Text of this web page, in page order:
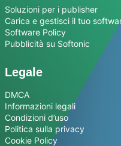
Soluzioni per i publisher
Carica e gestisci il tuo
Software Policy
Pubblicità su Softonic
Legale
DMCA
Informazioni legali
Condizioni d’uso
Politica sulla privacy
Cookie Policy